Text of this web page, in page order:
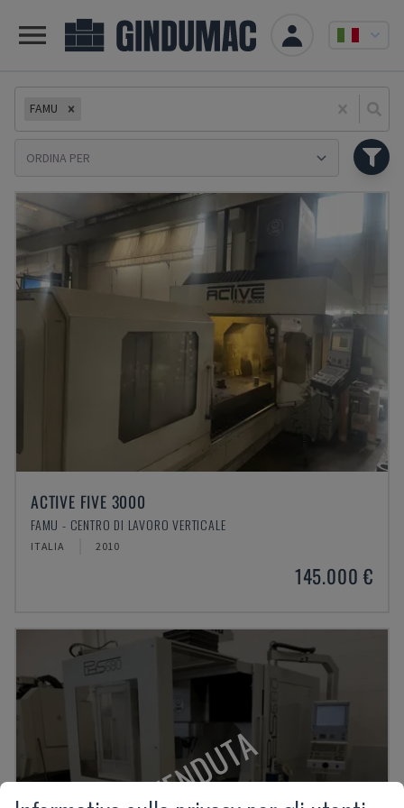
FAMU
ACTIVE FIVE 3000
FAMU - CENTRO DI LAVORO VERTICALE
ITALIA 2010
145.000 €
VENDUTA